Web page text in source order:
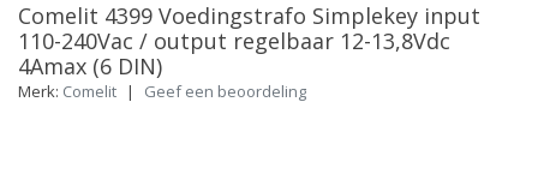
Comelit 4399 Voedingstrafo Simplekey input
110-240Vac / output regelbaar 12-13,8Vdc
4Amax (6 DIN)
Merk: Comelit | Geef een beoordeling